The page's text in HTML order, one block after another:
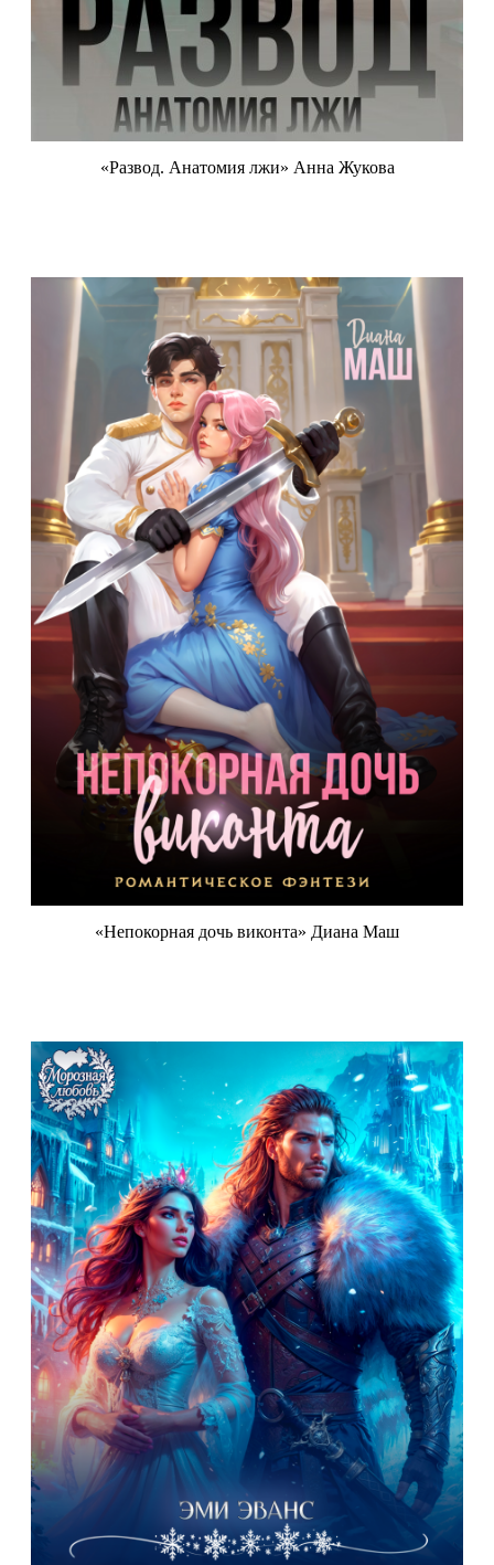
«Развод. Анатомия лжи» Анна Жукова
«Непокорная дочь виконта» Диана Маш